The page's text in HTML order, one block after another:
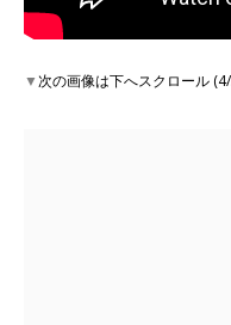
▼次の画像は下へスクロール